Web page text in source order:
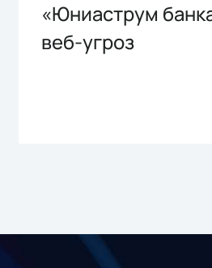
«Юниаструм
веб-угроз